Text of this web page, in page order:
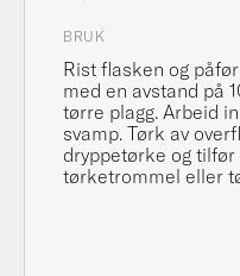
BRUK
Rist flasken og
med en avstand på
tørre plagg. Arbeid
svamp. Tørk av
dryppetørke og
tørketrommel eller